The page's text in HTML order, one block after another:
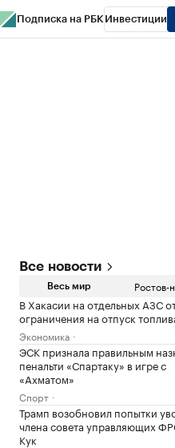
Подписка на РБК Инвестиции
Все новости
Весь мир Ростов-
В Хакасии на отдельных АЗС
ограничения на отпуск
Экономика
ЭСК признала правильным
пенальти «Спартаку» в игре с
«Ахматом»
Спорт
Трамп возобновил попытки
члена совета управляющих
Кук